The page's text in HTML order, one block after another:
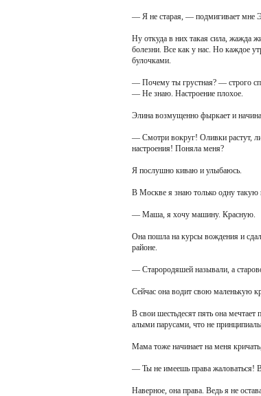
— Я не старая, — подмигивает мне
Ну откуда в них такая сила, жажда
болезни. Все как у нас. Но каждое
булочками.
— Почему ты грустная? — строго
— Не знаю. Настроение плохое.
Элина возмущенно фыркает и
— Смотри вокруг! Оливки растут,
настроения! Поняла меня?
Я послушно киваю и улыбаюсь.
В Москве я знаю только одну
— Маша, я хочу машину. Красную.
Она пошла на курсы вождения и
районе.
— Старородяшей называли, а
Сейчас она водит свою маленькую
В свои шестьдесят пять она
алыми парусами, что не
Мама тоже начинает на меня
— Ты не имеешь права жаловаться!
Наверное, она права. Ведь я не